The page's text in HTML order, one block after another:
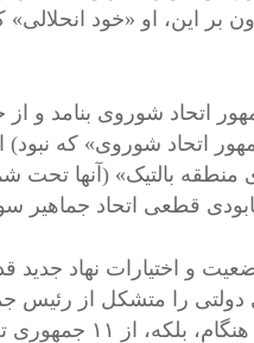
بر این، او «خود انحلالی»
اتحاد شوروی بنامد و
اتحاد شوروی» که نبود)
بالتیک» (آنها تحت
قطعی اتحاد جماهیر
و اختیارات نهاد
را متشکل از رئیس
جمهوری‌های متحده،